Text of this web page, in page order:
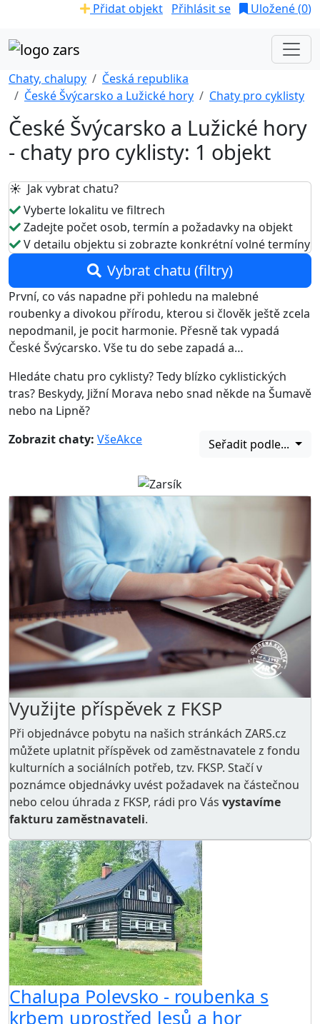
Přidat objekt Přihlásit se Uložené (0)
Chaty, chalupy
Česká republika
České Švýcarsko a Lužické hory
Chaty pro cyklisty
České Švýcarsko a Lužické hory
- chaty pro cyklisty: 1 objekt
☀️ Jak vybrat chatu?
Vyberte lokalitu ve filtrech
Zadejte počet osob, termín a požadavky na objekt
V detailu objektu si zobrazte konkrétní volné termíny
Vybrat chatu (filtry)
První, co vás napadne při pohledu na malebné
roubenky a divokou přírodu, kterou si člověk ještě zcela
nepodmanil, je pocit harmonie. Přesně tak vypadá
České Švýcarsko. Vše tu do sebe zapadá a…
Hledáte chatu pro cyklisty? Tedy blízko cyklistických
tras? Beskydy, Jižní Morava nebo snad někde na Šumavě
nebo na Lipně?
Zobrazit chaty: VšeAkce Seřadit podle...
Využijte příspěvek z FKSP
Při objednávce pobytu na našich stránkách ZARS.cz
můžete uplatnit příspěvek od zaměstnavatele z fondu
kulturních a sociálních potřeb, tzv. FKSP. Stačí v
poznámce objednávky uvést požadavek na částečnou
nebo celou úhrada z FKSP, rádi pro Vás vystavíme
fakturu zaměstnavateli.
Chalupa Polevsko - roubenka s
krbem uprostřed lesů a hor